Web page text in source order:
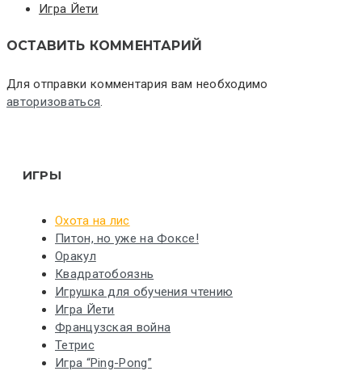
Игра Йети
ОСТАВИТЬ КОММЕНТАРИЙ
Для отправки комментария вам необходимо
авторизоваться.
ИГРЫ
Охота на лис
Питон, но уже на Фоксе!
Оракул
Квадратобоязнь
Игрушка для обучения чтению
Игра Йети
Французская война
Тетрис
Игра “Ping-Pong”